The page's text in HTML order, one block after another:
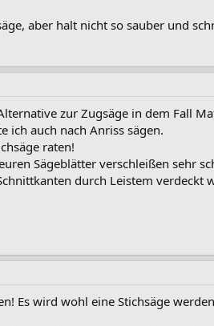
aber halt nicht so sauber und
zur Zugsäge in dem Fall
ich auch nach Anriss sägen.
raten!
Sägeblätter verschleißen sehr
durch Leistem verdeckt
Es wird wohl eine Stichsäge